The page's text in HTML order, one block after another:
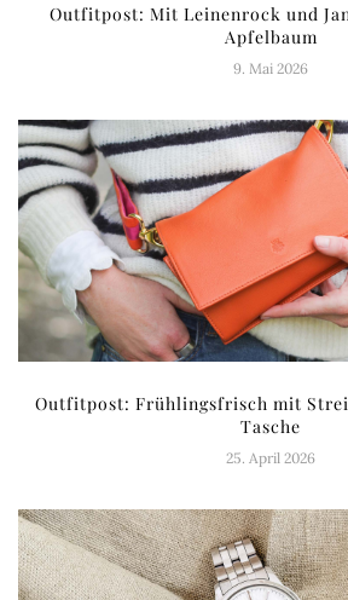
Outfitpost: Mit Leinenrock und
Apfelbaum
9. Mai 2026
Outfitpost: Frühlingsfrisch mit
Tasche
25. April 2026